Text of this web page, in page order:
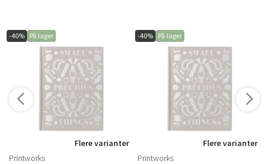
-40% På lager
Flere varianter
Printworks
-40% På lager
Flere varianter
Printworks